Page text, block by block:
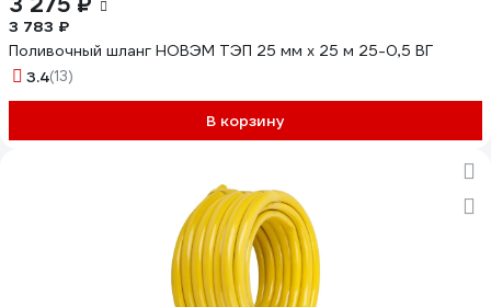
3 783 ₽
Поливочный шланг НОВЭМ ТЭП 25 мм х 25 м 25-0,5 ВГ
3.4(13)
В корзину